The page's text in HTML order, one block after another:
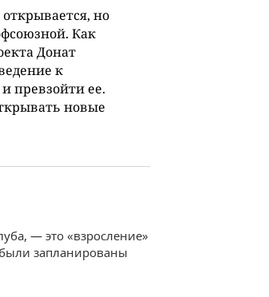
но
Как
Донат
к
превзойти ее.
новые
— это «взросление»
запланированы